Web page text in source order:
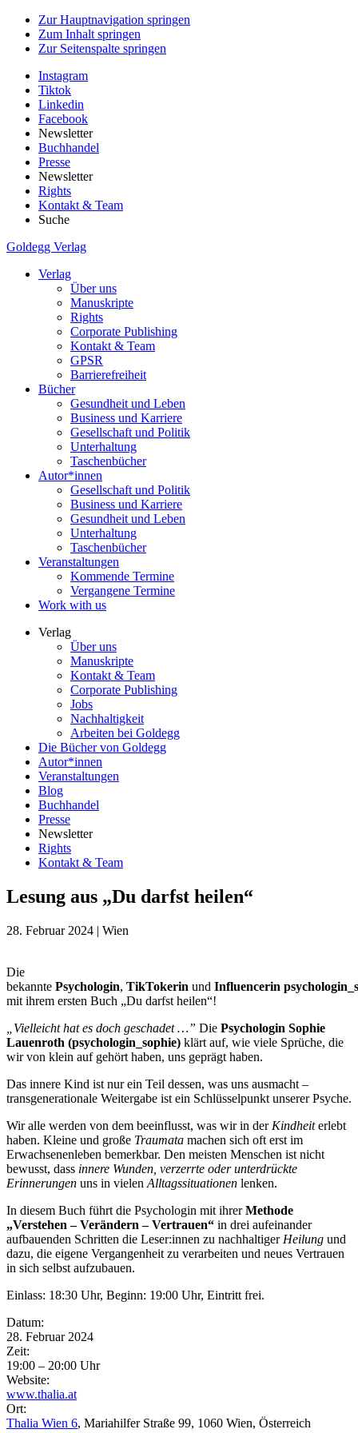
Zur Hauptnavigation springen
Zum Inhalt springen
Zur Seitenspalte springen
Instagram
Tiktok
Linkedin
Facebook
Newsletter
Buchhandel
Presse
Newsletter
Rights
Kontakt & Team
Suche
Goldegg Verlag
Verlag
Über uns
Manuskripte
Rights
Corporate Publishing
Kontakt & Team
GPSR
Barrierefreiheit
Bücher
Gesundheit und Leben
Business und Karriere
Gesellschaft und Politik
Unterhaltung
Taschenbücher
Autor*innen
Gesellschaft und Politik
Business und Karriere
Gesundheit und Leben
Unterhaltung
Taschenbücher
Veranstaltungen
Kommende Termine
Vergangene Termine
Work with us
Verlag
Über uns
Manuskripte
Kontakt & Team
Corporate Publishing
Jobs
Nachhaltigkeit
Arbeiten bei Goldegg
Die Bücher von Goldegg
Autor*innen
Veranstaltungen
Blog
Buchhandel
Presse
Newsletter
Rights
Kontakt & Team
Lesung aus „Du darfst heilen“
28. Februar 2024 | Wien
Die
bekannte Psychologin, TikTokerin und Influencerin
mit ihrem ersten Buch „Du darfst heilen“!
„Vielleicht hat es doch geschadet …” Die Psychologin Sophie
Lauenroth (psychologin_sophie) klärt auf, wie viele Sprüche, die
wir von klein auf gehört haben, uns geprägt haben.
Das innere Kind ist nur ein Teil dessen, was uns ausmacht –
transgenerationale Weitergabe ist ein Schlüsselpunkt unserer Psyche.
Wir alle werden von dem beeinflusst, was wir in der Kindheiterlebt
haben. Kleine und große Traumata machen sich oft erst im
Erwachsenenleben bemerkbar. Den meisten Menschen ist nicht
bewusst, dass innere Wunden, verzerrte oder unterdrückte
Erinnerungen uns in vielen Alltagssituationen lenken.
In diesem Buch führt die Psychologin mit ihrerMethode
„Verstehen – Verändern – Vertrauen“ in drei aufeinander
aufbauenden Schritten die Leser:innen zu nachhaltiger Heilung und
dazu, die eigene Vergangenheit zu verarbeiten und neues Vertrauen
in sich selbst aufzubauen.
Einlass: 18:30 Uhr, Beginn: 19:00 Uhr, Eintritt frei.
Eventdetails
Datum:
28. Februar 2024
Zeit:
19:00 – 20:00 Uhr
Website:
www.thalia.at
Ort:
Thalia Wien 6, Mariahilfer Straße 99, 1060 Wien, Österreich